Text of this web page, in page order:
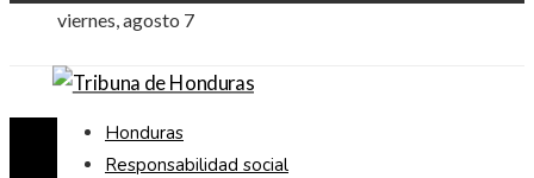
viernes, agosto 7
Honduras
Responsabilidad social